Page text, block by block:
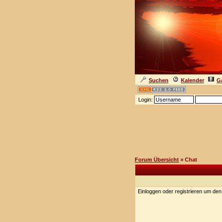
Suchen Kalender
Login:
Forum Übersicht » Chat
Einloggen oder registrieren um